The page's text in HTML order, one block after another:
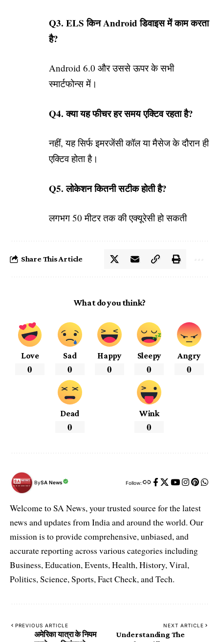
Q3. ELS किन Android डिवाइस में काम करता
है?
Android 6.0 और उससे ऊपर के सभी
स्मार्टफोन्स में।
Q4. क्या यह फीचर हर समय एक्टिव रहता है?
नहीं, यह सिर्फ इमरजेंसी कॉल या मैसेज के दौरान ही
एक्टिव होता है।
Q5. लोकेशन कितनी सटीक होती है?
लगभग 50 मीटर तक की एक्यूरेसी हो सकती
Share This Article
What do you think?
Love
0
Sad
0
Happy
0
Sleepy
0
Angry
0
Dead
0
Wink
0
BySA News Follow:
Welcome to SA News, your trusted source for the latest
news and updates from India and around the world. Our
mission is to provide comprehensive, unbiased, and
accurate reporting across various categories including
Business, Education, Events, Health, History, Viral,
Politics, Science, Sports, Fact Check, and Tech.
PREVIOUS ARTICLE
अमेरिका यात्रा के नियम
NEXT ARTICLE
Understanding The